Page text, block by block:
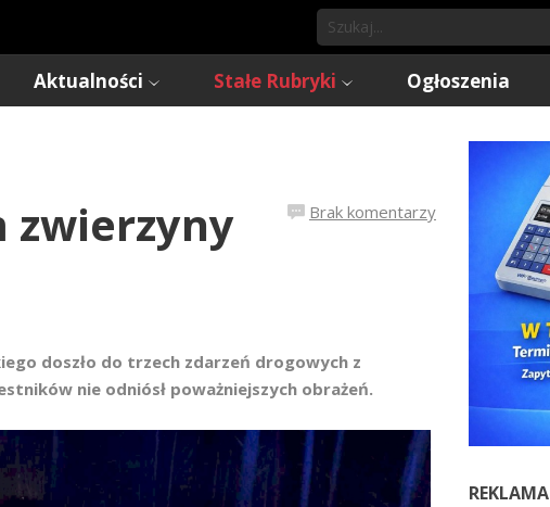
Aktualności Stałe Rubryki Ogłoszenia
Brak komentarzy
zwierzyny
doszło do trzech zdarzeń drogowych z
nie odniósł poważniejszych obrażeń.
REKLAMA